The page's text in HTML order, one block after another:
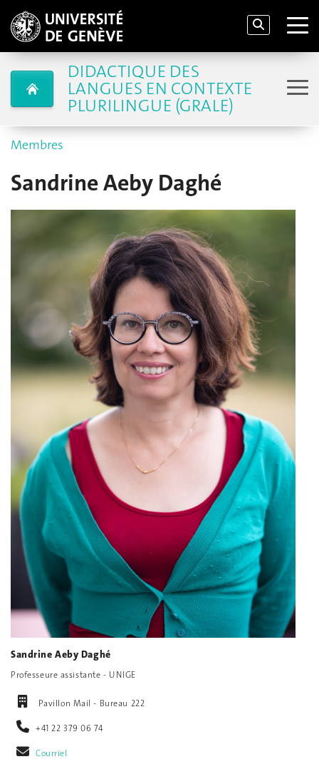
DIDACTIQUE DES
LANGUES EN CONTEXTE
PLURILINGUE (GRALE)
Membres
Sandrine Aeby Daghé
Sandrine Aeby Daghé
Professeure assistante - UNIGE
Pavillon Mail - Bureau 222
+41 22 379 06 74
Courriel